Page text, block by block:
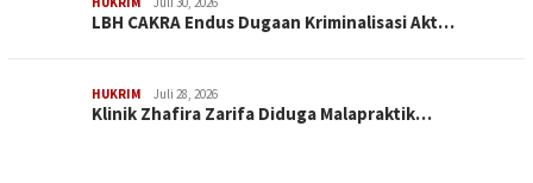
LBH CAKRA Endus Dugaan Kriminalisasi Akt…
HUKRIM Juli 28, 2026
Klinik Zhafira Zarifa Diduga Malapraktik…